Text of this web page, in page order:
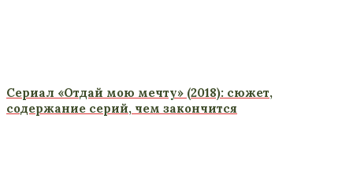
Сериал «Отдай мою мечту» (2018): сюжет,
содержание серий, чем закончится